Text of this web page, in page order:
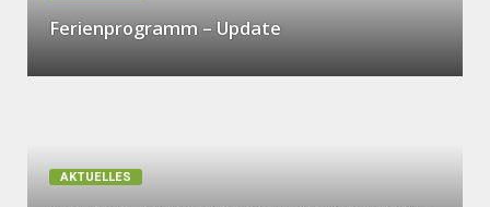
Ferienprogramm – Update
AKTUELLES